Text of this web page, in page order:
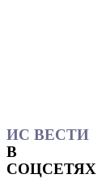
ИС ВЕСТИ
В
СОЦСЕТЯХ